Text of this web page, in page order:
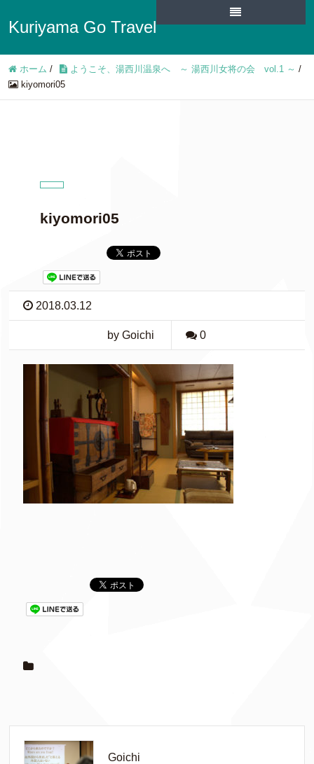
Kuriyama Go Travel
ホーム / ようこそ、湯西川温泉へ ～ 湯西川女将の会 vol.1 ～ /
kiyomori05
kiyomori05
2018.03.12
by Goichi 0
Goichi